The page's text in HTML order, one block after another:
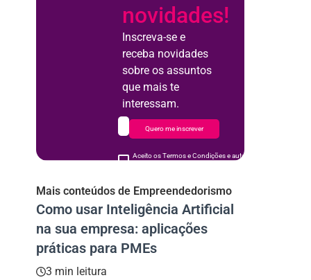
novidades!
Inscreva-se e
receba novidades
sobre os assuntos
que mais te
interessam.
Aceito os Termos e Condições e autorizo o uso de meus
Quero me inscrever
Mais conteúdos de Empreendedorismo
Como usar Inteligência Artificial
na sua empresa: aplicações
práticas para PMEs
3 min leitura